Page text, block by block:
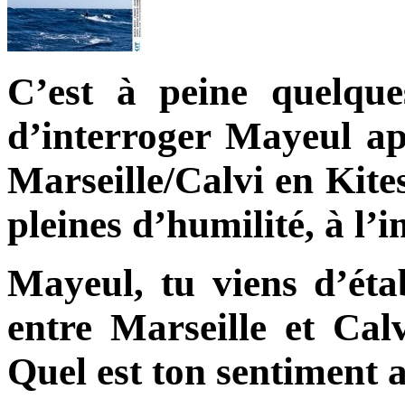
C’est àpeine
d’interroger Mayeul
Marseille/Calvi en
pleines d’humilité, à
Mayeul, tu viens
entre Marseille et
Quel est ton sentiment